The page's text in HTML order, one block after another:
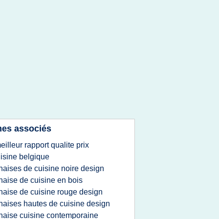
associés
rapport qualite prix
belgique
de cuisine noire design
de cuisine en bois
de cuisine rouge design
hautes de cuisine design
cuisine contemporaine